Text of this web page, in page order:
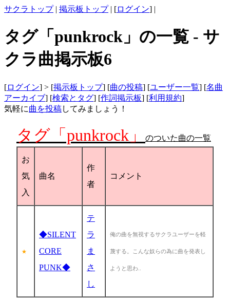
サクラトップ| 掲示板トップ| [ログイン] |
タグ「punkrock」の一覧 - サ
クラ曲掲示板6
[ログイン] > [掲示板トップ] [曲の投稿] [ユーザー一覧] [名曲
アーカイブ] [検索とタグ] [作詞掲示板] [利用規約]
気軽に曲を投稿してみましょう！
タグ「punkrock」 のついた曲の一覧
お
気
入
曲名
作
者
コメント
★
◆SILENT
CORE
PUNK◆
テ
ラ
ま
さ
し
俺の曲を無視するサクラユーザーを軽
蔑する。こんな奴らの為に曲を発表し
ようと思わ..